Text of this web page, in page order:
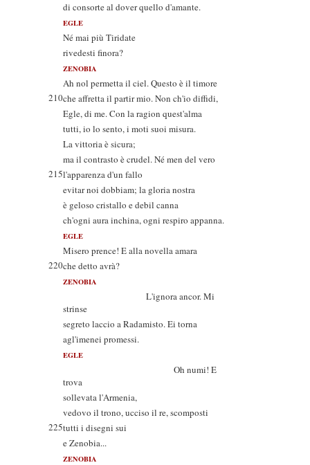
di consorte al dover quello d'amante.
EGLE
Né mai più Tiridate
rivedesti finora?
ZENOBIA
Ah nol permetta il ciel. Questo è il timore
210che affretta il partir mio. Non ch'io diffidi,
Egle, di me. Con la ragion quest'alma
tutti, io lo sento, i moti suoi misura.
La vittoria è sicura;
ma il contrasto è crudel. Né men del vero
215l'apparenza d'un fallo
evitar noi dobbiam; la gloria nostra
è geloso cristallo e debil canna
ch'ogni aura inchina, ogni respiro appanna.
EGLE
Misero prence! E alla novella amara
220che detto avrà?
ZENOBIA
L'ignora ancor. Mi
strinse
segreto laccio a Radamisto. Ei torna
agl'imenei promessi.
EGLE
Oh numi! E
trova
sollevata l'Armenia,
vedovo il trono, ucciso il re, scomposti
225tutti i disegni sui
e Zenobia...
ZENOBIA